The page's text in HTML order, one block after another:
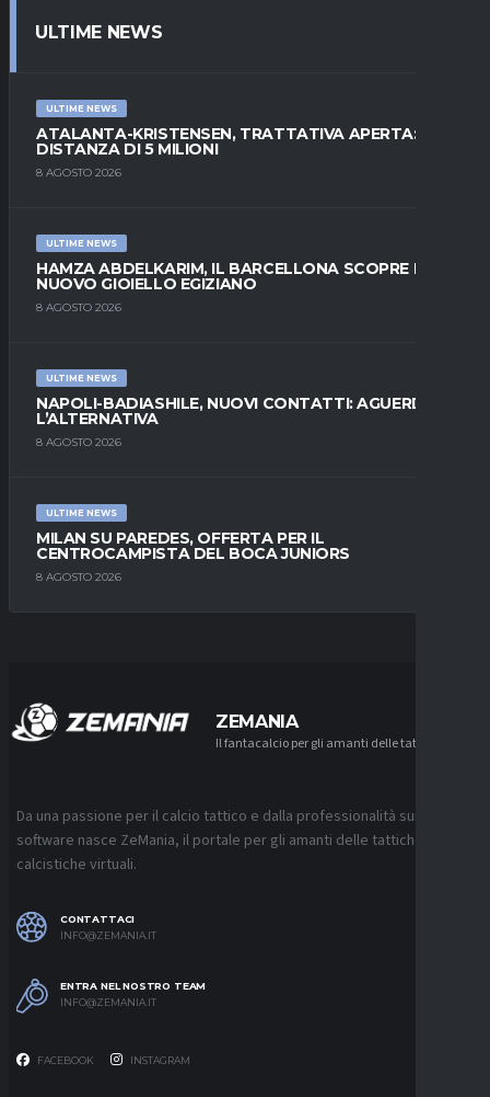
ULTIME NEWS
ULTIME NEWS
ATALANTA-KRISTENSEN, TRATTATIVA APERTA:
DISTANZA DI 5 MILIONI
8 AGOSTO 2026
ULTIME NEWS
HAMZA ABDELKARIM, IL BARCELLONA SCOPRE IL
NUOVO GIOIELLO EGIZIANO
8 AGOSTO 2026
ULTIME NEWS
NAPOLI-BADIASHILE, NUOVI CONTATTI: AGUERD È
L’ALTERNATIVA
8 AGOSTO 2026
ULTIME NEWS
MILAN SU PAREDES, OFFERTA PER IL
CENTROCAMPISTA DEL BOCA JUNIORS
8 AGOSTO 2026
ZEMANIA
Il fantacalcio per gli amanti delle tattiche
Da una passione per il calcio tattico e dalla professionalità sui
software nasce ZeMania, il portale per gli amanti delle tattiche
calcistiche virtuali.
CONTATTACI
INFO@ZEMANIA.IT
ENTRA NEL NOSTRO TEAM
INFO@ZEMANIA.IT
FACEBOOK INSTAGRAM